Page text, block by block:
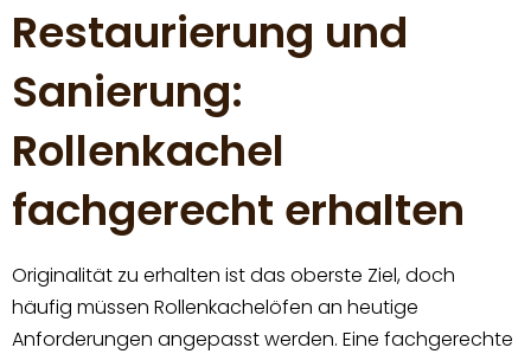
Restaurierung und
Sanierung:
Rollenkachel
fachgerecht erhalten
Originalität zu erhalten ist das oberste Ziel, doch
häufig müssen Rollenkachelöfen an heutige
Anforderungen angepasst werden. Eine fachgerechte